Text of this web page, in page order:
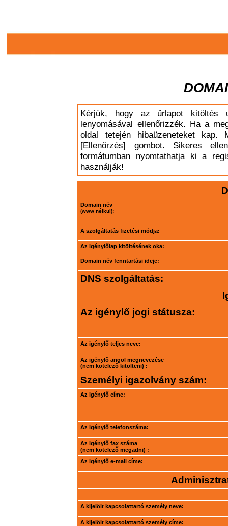
Kérjük, hogy az űrlapot kitöltés
lenyomásával ellenőrizzék. Ha a
oldal tetején hibaüzeneteket
[Ellenőrzés] gombot. Sikeres
formátumban nyomtathatja ki a
használják!
Domain név
(www nélkül):
A szolgáltatás fizetési módja:
Az igénylőlap kitöltésének oka:
Domain név fenntartási ideje:
DNS szolgáltatás:
Az igénylő jogi státusza:
Az igénylő teljes neve:
Az igénylő angol megnevezése
(nem kötelező kitölteni) :
Személyi igazolvány szám:
Az igénylő címe:
Az igénylő telefonszáma:
Az igénylő fax száma
(nem kötelező megadni) :
Az igénylő e-mail címe:
A kijelölt kapcsolattartó személy neve:
A kijelölt kapcsolattartó személy címe: